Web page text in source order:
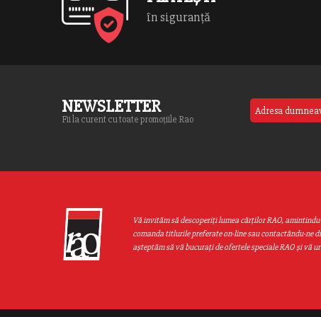
în siguranță
NEWSLETTER
Fii la curent cu toate promoțiile Rao
Vă invităm să descoperiţi lumea cărţilor RAO,
comanda titlurile preferate on-line sau contactându-ne
aşteptăm să vă bucuraţi de ofertele speciale RAO şi vă